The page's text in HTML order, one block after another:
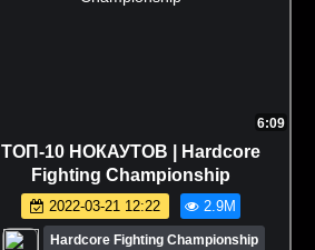
6:09
ТОП-10 НОКАУТОВ | Hardcore
Fighting Championship
2022-03-21 12:22 2.9M
Hardcore Fighting Championship